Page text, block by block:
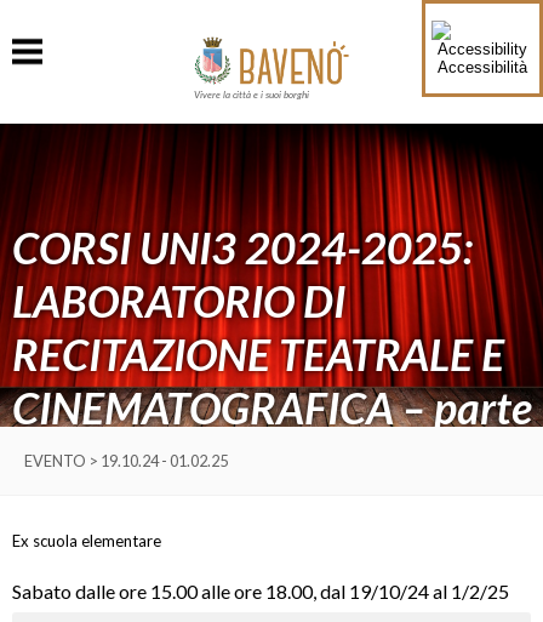
Accessibilità
Vivere la città e i suoi borghi
CORSI UNI3 2024-2025:
LABORATORIO DI
RECITAZIONE TEATRALE E
CINEMATOGRAFICA – parte
1
EVENTO > 19.10.24 - 01.02.25
Ex scuola elementare
Sabato dalle ore 15.00 alle ore 18.00, dal 19/10/24 al 1/2/25